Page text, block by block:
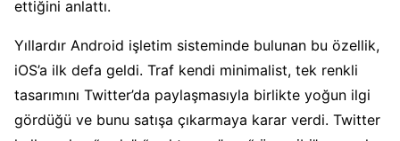
ettiğini anlattı.
Yıllardır Android işletim sisteminde bulunan bu özellik,
iOS’a ilk defa geldi. Traf kendi minimalist, tek renkli
tasarımını Twitter’da paylaşmasıyla birlikte yoğun ilgi
gördüğü ve bunu satışa çıkarmaya karar verdi. Twitter